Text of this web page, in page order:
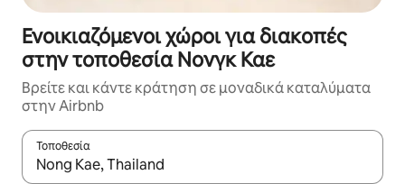
Ενοικιαζόμενοι χώροι για διακοπές
στην τοποθεσία Νονγκ Καε
Βρείτε και κάντε κράτηση σε μοναδικά καταλύματα
στην Airbnb
Τοποθεσία
Όταν τα αποτελέσματα είναι διαθέσιμα, μπορείτε να